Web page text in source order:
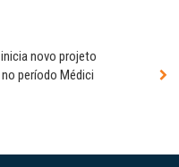
novo projeto
período Médici